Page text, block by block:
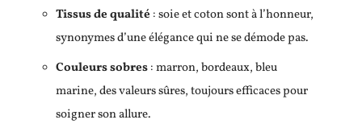
Tissus de qualité : soie et coton sont à l’honneur,
synonymes d’une élégance qui ne se démode pas.
Couleurs sobres: marron, bordeaux, bleu
marine, des valeurs sûres, toujours efficaces pour
soigner son allure.